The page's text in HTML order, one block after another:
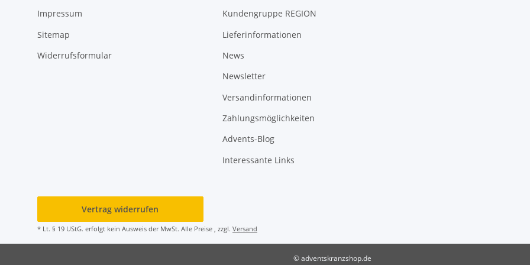
Impressum
Sitemap
Widerrufsformular
Kundengruppe REGION
Lieferinformationen
News
Newsletter
Versandinformationen
Zahlungsmöglichkeiten
Advents-Blog
Interessante Links
Vertrag widerrufen
* Lt. § 19 UStG. erfolgt kein Ausweis der MwSt. Alle Preise , zzgl. Versand
© adventskranzshop.de